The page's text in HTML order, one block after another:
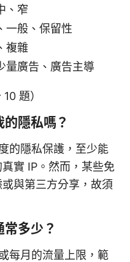
、窄
一般、保留性
複雜
量廣告、廣告主導
題）
隱私嗎？
的隱私保護，至少能
實 IP。然而，某些免
與第三方分享，故須
多少？
每月的流量上限，範